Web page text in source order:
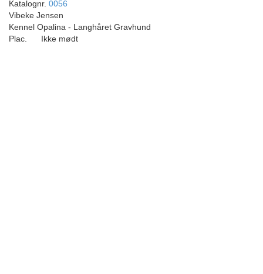
Katalognr. 0056
Vibeke Jensen
Kennel Opalina - Langhåret Gravhund
Plac.
Ikke mødt